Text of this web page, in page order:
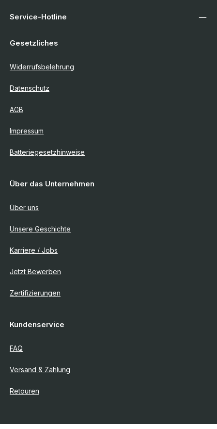
Service-Hotline
Gesetzliches
Widerrufsbelehrung
Datenschutz
AGB
Impressum
Batteriegesetzhinweise
Über das Unternehmen
Über uns
Unsere Geschichte
Karriere / Jobs
Jetzt Bewerben
Zertifizierungen
Kundenservice
FAQ
Versand & Zahlung
Retouren